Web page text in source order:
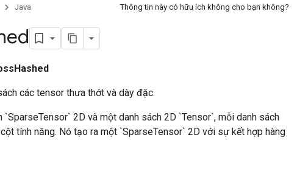
Java Thông tin này có hữu ích không cho bạn không?
các tensor thưa thớt và dày đặc.
`SparseTensor` 2D và một danh sách 2D `Tensor`, mỗi danh sách
tính năng. Nó tạo ra một `SparseTensor` 2D với sự kết hợp hàng